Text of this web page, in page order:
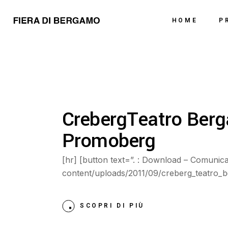
HOME
Chi Siamo
CrebergTeatro
Promoberg
[hr] [button text=”. : Download –
content/uploads/2011/09/
SCOPRI DI PIÙ